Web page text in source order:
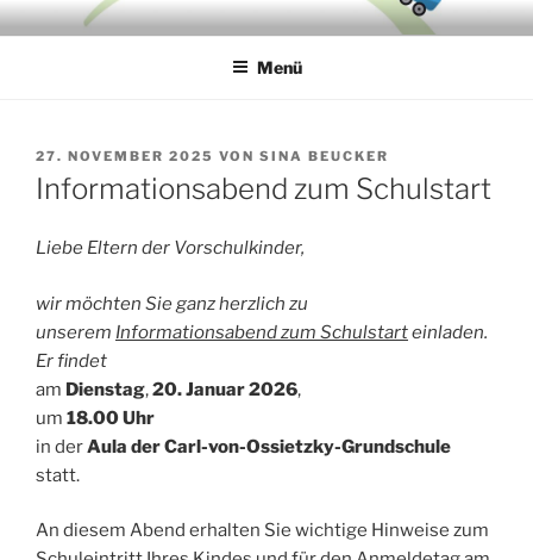
Zum
InhaltCARL-VON-OSSIETZKY-
GRUNDSCHULE
Menü
VERÖFFENTLICHT
AM
27. NOVEMBER 2025 VON SINA BEUCKER
Informationsabend zum Schulstart
Liebe Eltern der Vorschulkinder,
wir möchten Sie ganz herzlich zu
unserem Informationsabend zum Schulstarteinladen.
Er findet
am Dienstag,20. Januar 2026,
um 18.00 Uhr
in derAula der Carl-von-Ossietzky-Grundschule
statt.
An diesem Abend erhalten Sie wichtige Hinweise zum